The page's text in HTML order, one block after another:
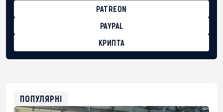
PATREON
PAYPAL
КРИПТА
0xfD02863D3289416fcF50975c9DFda13623f97758
ПОПУЛЯРНІ